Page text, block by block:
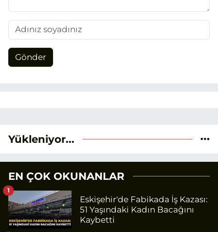
Gönder
Yükleniyor...
EN ÇOK OKUNANLAR
Eskişehir'de Fabikada İş Kazası:
51 Yaşındaki Kadın Bacağını
Kaybetti
1